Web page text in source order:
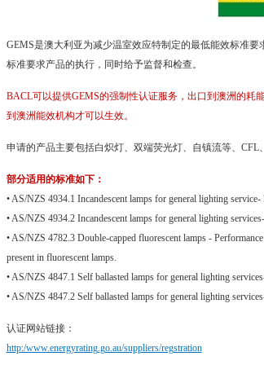
GEMS是澳大利亚为减少温室效应特制定的最低能效标准
标准要求产品的执行，同时给予监督和检查。
BACL可以提供GEMS的强制性认证服务，出口到澳洲的耗
到澳洲能效机构才可以生效。
申请的产品主要包括白炽灯、双端荧光灯、自镇流等、CFL
部分适用的标准如下：
• AS/NZS 4934.1 Incandescent lamps for general lighting
• AS/NZS 4934.2 Incandescent lamps for general lighting
• AS/NZS 4782.3 Double-capped fluorescent lamps -
present in fluorescent lamps.
• AS/NZS 4847.1 Self ballasted lamps for general lighting
• AS/NZS 4847.2 Self ballasted lamps for general lighting
认证网站链接：
http:/www.energyrating.go.au/suppliers/regstration